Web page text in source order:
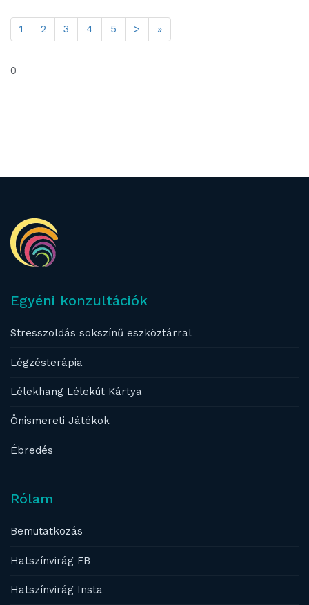
1 2 3 4 5 > »
0
Egyéni konzultációk
Stresszoldás sokszínű eszköztárral
Légzésterápia
Lélekhang Lélekút Kártya
Önismereti Játékok
Ébredés
Rólam
Bemutatkozás
Hatszínvirág FB
Hatszínvirág Insta